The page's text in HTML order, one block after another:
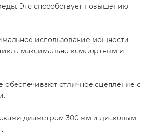
Это способствует повышению
использование мощности
максимально комфортным и
обеспечивают отличное сцепление с
диаметром 300 мм и дисковым